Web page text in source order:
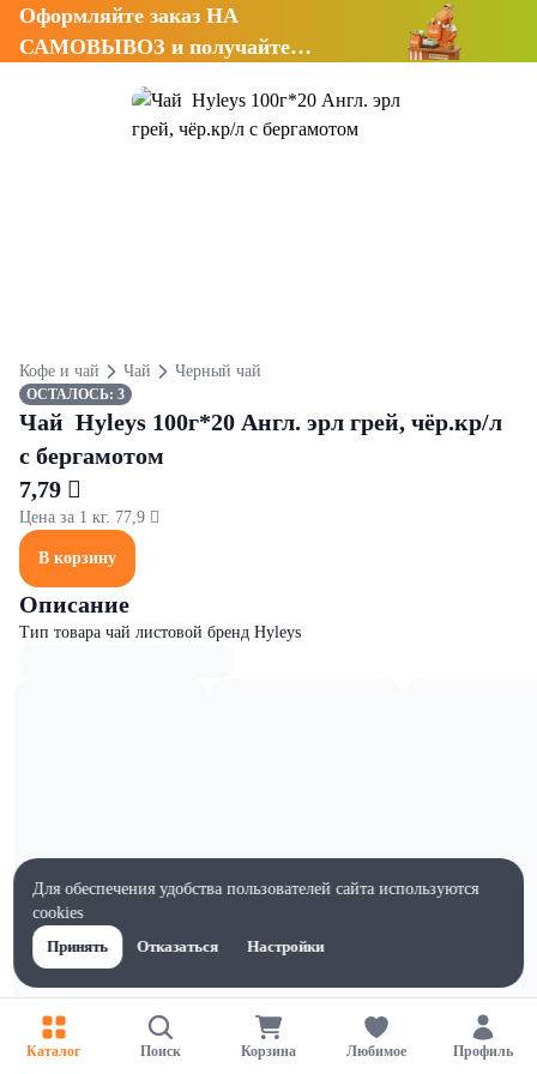
Оформляйте заказ НА
САМОВЫВОЗ и получайте
Кофе и чай Чай Черный чай
ОСТАЛОСЬ: 3
Чай Hyleys 100г*20 Англ. эрл грей, чёр.кр/л
с бергамотом
7,79 
Цена за 1 кг. 77,9 
В корзину
Описание
Тип товара чай листовой бренд Hyleys
Характеристики
Каталог Поиск Корзина Любимое Профиль
Для обеспечения удобства пользователей сайта используются
cookies
Принять
Отказаться Настройки